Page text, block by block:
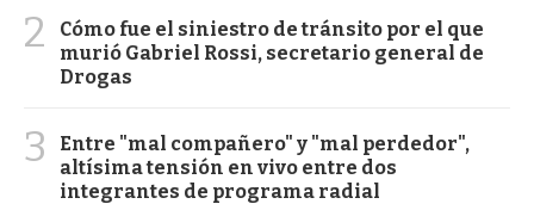
2
Cómo fue el siniestro de tránsito por el que
murió Gabriel Rossi, secretario general de
Drogas
3
Entre "mal compañero" y "mal perdedor",
altísima tensión en vivo entre dos
integrantes de programa radial